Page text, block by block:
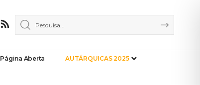
Página Aberta AUTÁRQUICAS 2025